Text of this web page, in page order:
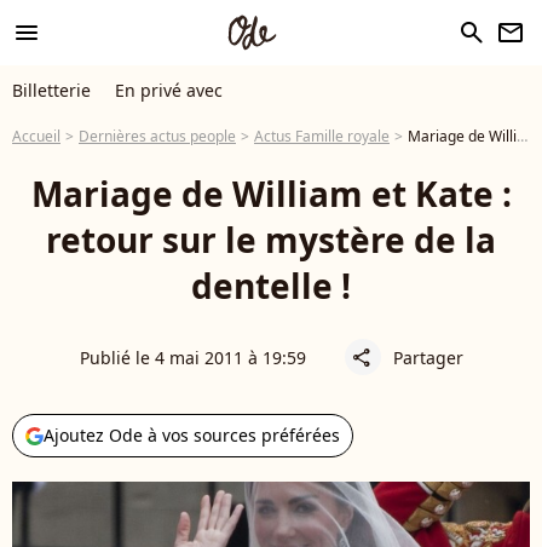
menu search newsletter
Billetterie En privé avec
Accueil Dernières actus people Actus Famille royale Mariage de William et Kate : retour sur le mystère de la dentelle !
Mariage de William et Kate :
retour sur le mystère de la
dentelle !
Publié le 4 mai 2011 à 19:59 share Partager
Ajoutez Ode à vos sources préférées